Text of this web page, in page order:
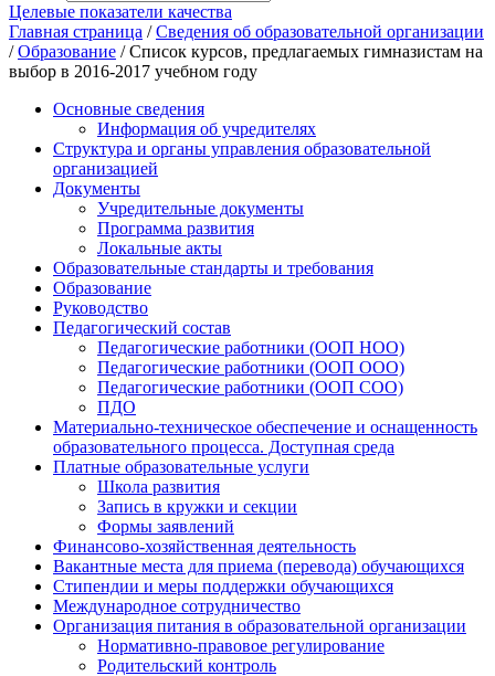
Целевые показатели качества
Главная страница /Сведения об образовательной организации
/Образование /Список курсов, предлагаемых гимназистам на
выбор в 2016-2017 учебном году
Основные сведения
Информация об учредителях
Структура и органы управления образовательной
организацией
Документы
Учредительные документы
Программа развития
Локальные акты
Образовательные стандарты и требования
Образование
Руководство
Педагогический состав
Педагогические работники (ООП НОО)
Педагогические работники (ООП ООО)
Педагогические работники (ООП СОО)
ПДО
Материально-техническое обеспечение и оснащенность
образовательного процесса. Доступная среда
Платные образовательные услуги
Школа развития
Запись в кружки и секции
Формы заявлений
Финансово-хозяйственная деятельность
Вакантные места для приема (перевода) обучающихся
Стипендии и меры поддержки обучающихся
Международное сотрудничество
Организация питания в образовательной организации
Нормативно-правовое регулирование
Родительский контроль